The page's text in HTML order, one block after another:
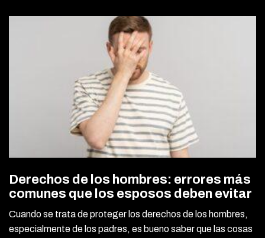
Derechos de los hombres: errores más
comunes que los esposos deben evitar
Cuando se trata de proteger los derechos de los hombres,
especialmente de los padres, es bueno saber que las cosas